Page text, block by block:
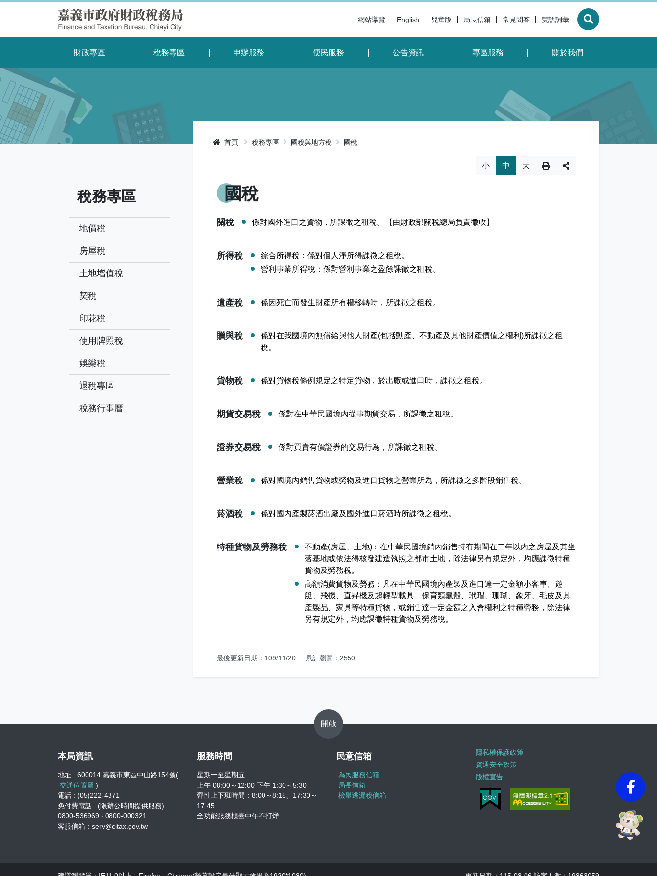
網站導覽 English 兒童版 局長信箱 常見問答 雙語詞彙
展開搜尋
財政專區 稅務專區 申辦服務 便民服務 公告資訊 專區服務 關於我們
稅務專區
地價稅
房屋稅
土地增值稅
契稅
印花稅
使用牌照稅
娛樂稅
退稅專區
稅務行事曆
首頁 稅務專區 國稅與地方稅 國稅
小 中 大
國稅
關稅 係對國外進口之貨物，所課徵之租稅。【由財政部關稅總局負責徵收】
所得稅
綜合所得稅：係對個人淨所得課徵之租稅。
營利事業所得稅：係對營利事業之盈餘課徵之租稅。
遺產稅 係因死亡而發生財產所有權移轉時，所課徵之租稅。
贈與稅
係對在我國境內無償給與他人財產(包括動產、不動產及其他財產價值之權利)所課徵之租
稅。
貨物稅 係對貨物稅條例規定之特定貨物，於出廠或進口時，課徵之租稅。
期貨交易稅 係對在中華民國境內從事期貨交易，所課徵之租稅。
證券交易稅 係對買賣有價證券的交易行為，所課徵之租稅。
營業稅 係對國境內銷售貨物或勞物及進口貨物之營業所為，所課徵之多階段銷售稅。
菸酒稅 係對國內產製菸酒出廠及國外進口菸酒時所課徵之租稅。
特種貨物及勞務稅
不動產(房屋、土地)：在中華民國境銷內銷售持有期間在二年以內之房屋及其坐
落基地或依法得核發建造執照之都市土地，除法律另有規定外，均應課徵特種
貨物及勞務稅。
高額消費貨物及勞務：凡在中華民國境內產製及進口達一定金額小客車、遊
艇、飛機、直昇機及超輕型載具、保育類龜殼、玳瑁、珊瑚、象牙、毛皮及其
產製品、家具等特種貨物，或銷售達一定金額之入會權利之特種勞務，除法律
另有規定外，均應課徵特種貨物及勞務稅。
最後更新日期：109/11/20 累計瀏覽：2550
開啟
本局資訊
地址 : 600014 嘉義市東區中山路154號(
交通位置圖 )
電話 : (05)222-4371
免付費電話 : (限辦公時間提供服務)
0800-536969 ‧ 0800-000321
客服信箱：serv@citax.gov.tw
服務時間
星期一至星期五
上午 08:00～12:00 下午 1:30～5:30
彈性上下班時間：8:00～8:15、17:30～
17:45
全功能服務櫃臺中午不打烊
民意信箱
為民服務信箱
局長信箱
檢舉逃漏稅信箱
隱私權保護政策
資通安全政策
版權宣告